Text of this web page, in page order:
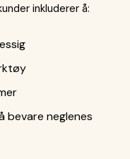
inkluderer å:
bevare neglenes